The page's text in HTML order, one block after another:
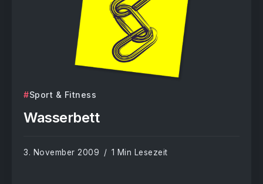
Sport & Fitness
Wasserbett
3. November 2009 1 Min Lesezeit